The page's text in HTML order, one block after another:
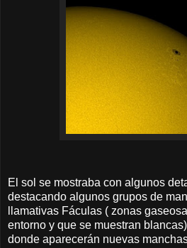
El sol se mostraba con algunos
destacando algunos grupos de
llamativas Fáculas ( zonas
entorno y que se muestran
donde aparecerán nuevas